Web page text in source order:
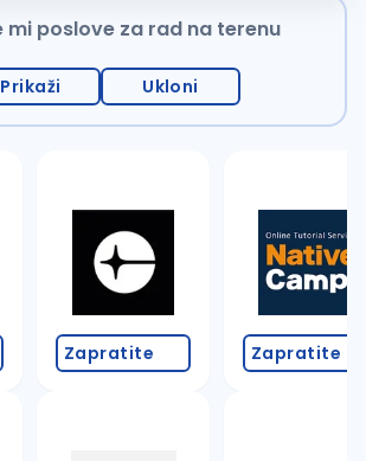
mi poslove za rad na terenu
Prikaži Ukloni
Zapratite Zapratite